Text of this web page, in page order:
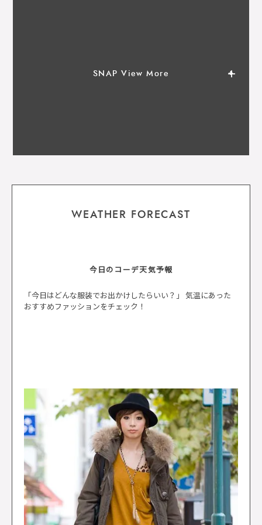
SNAP View More
WEATHER FORECAST
今日のコーデ天気予報
「今日はどんな服装でお出かけしたらいい？」 気温にあった
おすすめファッションをチェック！